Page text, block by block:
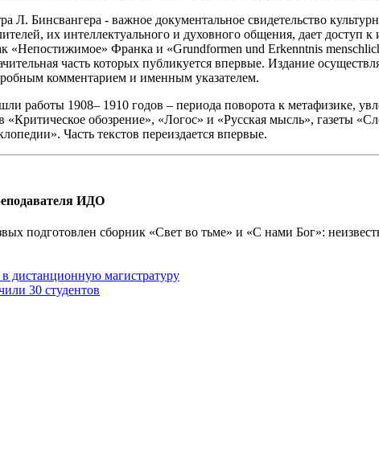
Л. Бинсвангера - важное документальное свидетельство
их интеллектуального и духовного общения, дает доступ к
Франка и «Grundformen und Erkenntnis
часть которых публикуется впервые. Издание
комментарием и именным указателем.
работы 1908– 1910 годов – периода поворота к метафизике,
обозрение», «Логос» и «Русская мысль», газеты
Часть текстов переиздается впервые.
ИДО
подготовлен сборник «Свет во тьме» и «С нами Бог»:
дистанционную магистратуру
30 студентов